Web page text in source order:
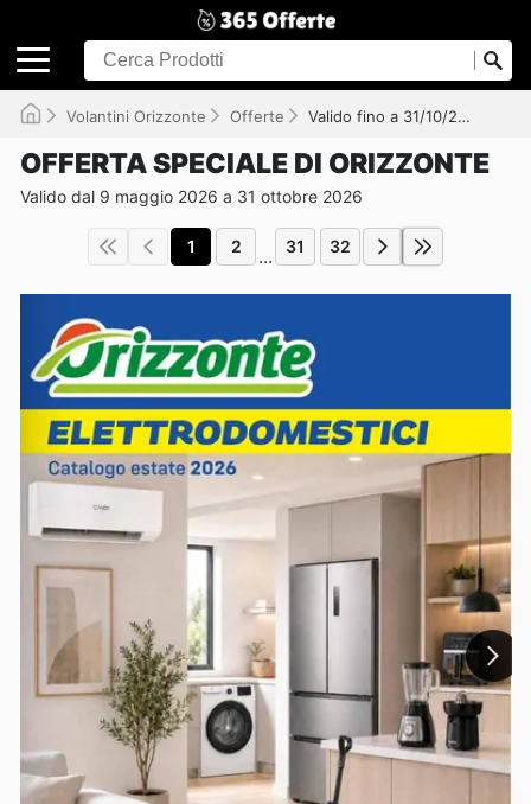
Volantini Orizzonte Offerte Valido fino a 31/10/2026
OFFERTA SPECIALE DI ORIZZONTE
Valido dal 9 maggio 2026 a 31 ottobre 2026
1 2 ... 31 32